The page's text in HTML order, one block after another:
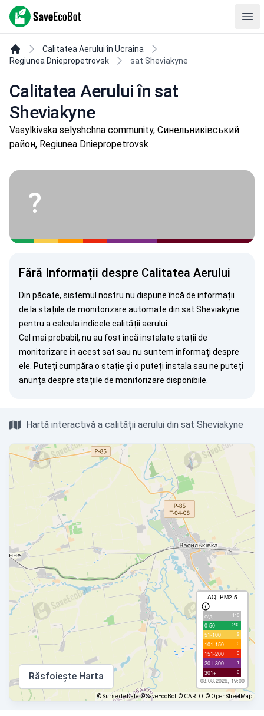
SaveEcoBot
Calitatea Aerului în Ucraina
Regiunea Dniepropetrovsk
sat Sheviakyne
Calitatea Aerului în sat
Sheviakyne
Vasylkivska selyshchna community, Синельниківський
район, Regiunea Dniepropetrovsk
?
Fără Informații despre Calitatea Aerului
Din păcate, sistemul nostru nu dispune încă de informații
de la stațiile de monitorizare automate din sat Sheviakyne
pentru a calcula indicele calității aerului.
Cel mai probabil, nu au fost încă instalate stații de
monitorizare în acest sat sau nu suntem informați despre
ele. Puteți cumpăra o stație și o puteți instala sau ne puteți
anunța despre stațiile de monitorizare disponibile.
Hartă interactivă a calității aerului din sat Sheviakyne
AQI PM2.5
с/д 110
0-50 230
51-100 9
101-150 0
151-200 0
201-300 1
301+ 0
08.08.2026, 19:00
Răsfoiește Harta
©Surse de Date © SaveEcoBot © CARTO © OpenStreetMap